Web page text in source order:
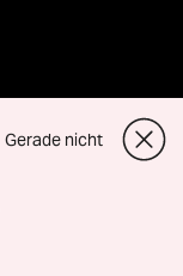
Gerade nicht